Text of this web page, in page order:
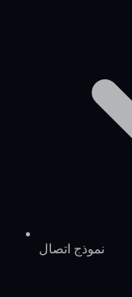
نموذج اتصال